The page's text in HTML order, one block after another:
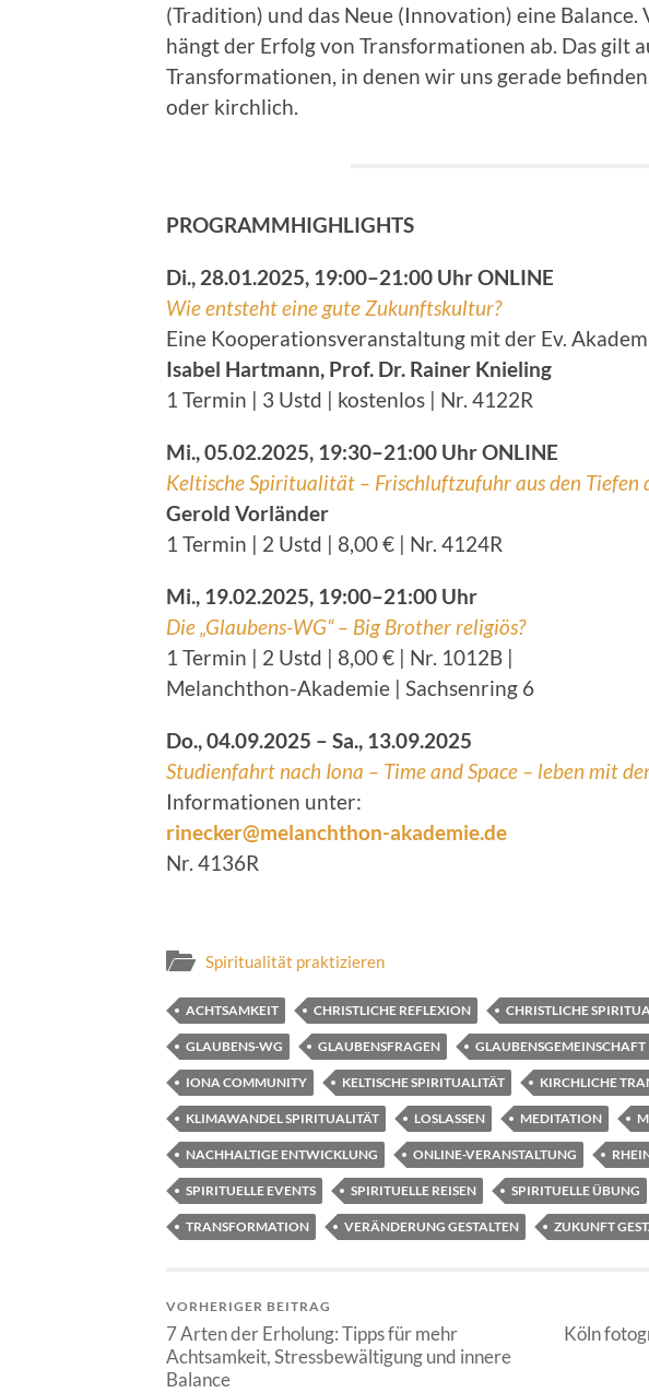
(Tradition) und das Neue (Innovation) eine Balance.
hängt der Erfolg von Transformationen ab. Das gilt
Transformationen, in denen wir uns gerade
oder kirchlich.
PROGRAMMHIGHLIGHTS
Di., 28.01.2025, 19:00–21:00 Uhr ONLINE
Wie entsteht eine gute Zukunftskultur?
Eine Kooperationsveranstaltung mit der Ev.
Isabel Hartmann, Prof. Dr. Rainer Knieling
1 Termin | 3 Ustd | kostenlos | Nr. 4122R
Mi., 05.02.2025, 19:30–21:00 Uhr ONLINE
Keltische Spiritualität – Frischluftzufuhr aus den Tiefen
Gerold Vorländer
1 Termin | 2 Ustd | 8,00 € | Nr. 4124R
Mi., 19.02.2025, 19:00–21:00 Uhr
Die „Glaubens-WG“ – Big Brother religiös?
1 Termin | 2 Ustd | 8,00 € | Nr. 1012B |
Melanchthon-Akademie | Sachsenring 6
Do., 04.09.2025 – Sa., 13.09.2025
Studienfahrt nach Iona – Time and Space – leben mit
Informationen unter:
rinecker@melanchthon-akademie.de
Nr. 4136R
Spiritualität praktizieren
ACHTSAMKEIT CHRISTLICHE REFLEXION CHRISTLICHE
GLAUBENS-WG GLAUBENSFRAGEN GLAUBENSGEMEINSCHAFT
IONA COMMUNITY KELTISCHE SPIRITUALITÄT KIRCHLICHE
KLIMAWANDEL SPIRITUALITÄT LOSLASSEN MEDITATION
NACHHALTIGE ENTWICKLUNG ONLINE-VERANSTALTUNG
SPIRITUELLE EVENTS SPIRITUELLE REISEN SPIRITUELLE ÜBUNG
TRANSFORMATION VERÄNDERUNG GESTALTEN ZUKUNFT
VORHERIGER BEITRAG
7 Arten der Erholung: Tipps für mehr
Achtsamkeit, Stressbewältigung und innere
Balance
Köln